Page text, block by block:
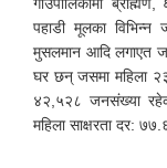
गाउँपालिकामा
पहाडी मूलका विभिन्न
मुसलमान आदि लगाएत
घर छन् जसमा महिला
४२,५२८ जनसंख्या
महिला साक्षरता दर: